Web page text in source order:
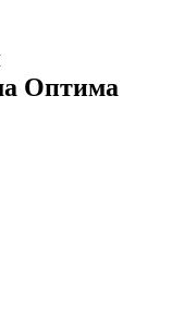
Оптима